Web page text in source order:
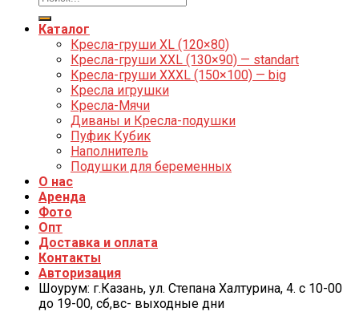
Каталог
Кресла-груши XL (120×80)
Кресла-груши XXL (130×90) — standart
Кресла-груши XXXL (150×100) — big
Кресла игрушки
Кресла-Мячи
Диваны и Кресла-подушки
Пуфик Кубик
Наполнитель
Подушки для беременных
О нас
Аренда
Фото
Опт
Доставка и оплата
Контакты
Авторизация
Шоурум: г.Казань, ул. Степана Халтурина, 4. с 10-00
до 19-00, cб,вс- выходные дни